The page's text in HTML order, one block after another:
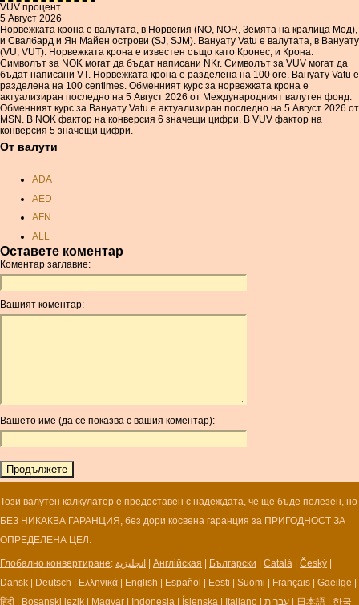
VUV процент
5 Август 2026
Норвежката крона е валутата, в Норвегия (NO, NOR, Земята на кралица Мод),
и Свалбард и Ян Майен острови (SJ, SJM). Вануату Vatu е валутата, в Вануату
(VU, VUT). Норвежката крона е известен също като Кронес, и Крона.
Символът за NOK могат да бъдат написани NKr. Символът за VUV могат да
бъдат написани VT. Норвежката крона е разделена на 100 ore. Вануату Vatu е
разделена на 100 centimes. Обменният курс за норвежката крона е
актуализиран последно на 5 Август 2026 от Международният валутен фонд.
Обменният курс за Вануату Vatu е актуализиран последно на 5 Август 2026 от
MSN. В NOK фактор на конверсия 6 значещи цифри. В VUV фактор на
конверсия 5 значещи цифри.
От валути
ADA
AED
AFN
ALL
AMD
ANC
ANG
AOA
AUR
AWG
BAM
BBD
BCH
BCN
BDT
BGN
Оставете коментар
Коментар заглавие:
Вашият коментар:
Вашето име (да се показва с вашия коментар):
Този валутен калкулатор е предоставен с надеждата, че ще бъде полезен, но
БЕЗ НИКАКВА ГАРАНЦИЯ, без дори косвена гаранция за ПРИГОДНОСТ ЗА
ОПРЕДЕЛЕНА ЦЕЛ.
Глобално конвертиране: انجليزية Англійская Български Català Český
Dansk
Deutsch Ελληνικά English Español Eesti Suomi Français Gaeilge
हिंदी
Bosanski jezik Magyar Indonesia Íslenska Italiano עברית 日本語 한국